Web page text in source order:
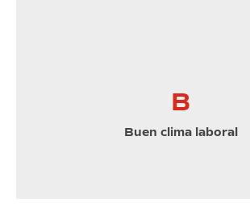
B
Buen clima laboral